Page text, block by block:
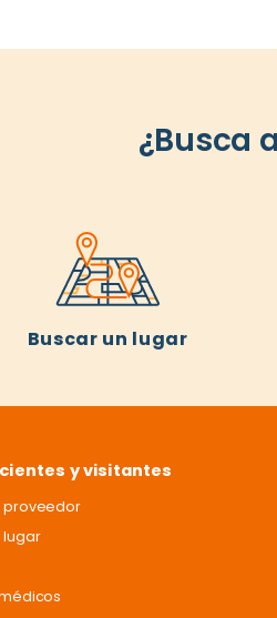
¿Busca
Buscar un lugar
y visitantes
proveedor
lugar